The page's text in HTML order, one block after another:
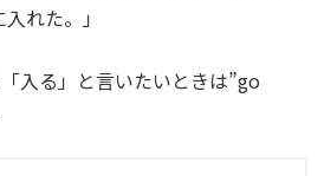
れた。」
入る」と言いたいときは”go